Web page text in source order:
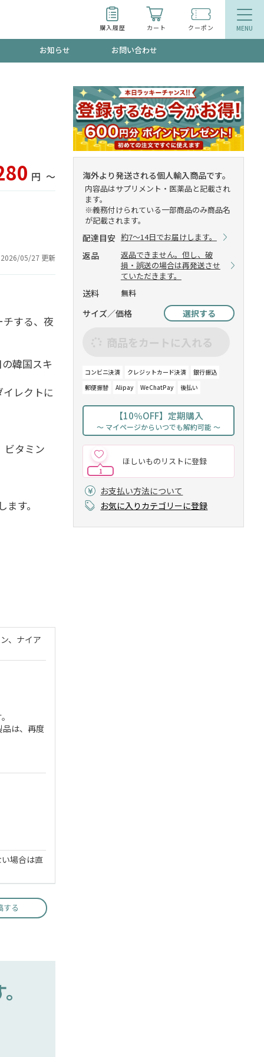
購入履歴 カート クーポン
食品
得なクーポン"3種類"出現中！今月のスト
！今すぐ使えるクーポンプレゼント中！！
集！限定クーポンも不定期配信
お知らせ お問い合わせ
円 〜
2026/05/27 更新
する、夜
韓国スキ
レクトに
ビタミン
す。
海外より発送される個人輸入商品です。
内容品はサプリメント・医薬品と記載され
ます。
※義務付けられている一部商品のみ商品名
が記載されます。
配達目安 約7～14日でお届けします。
返品
返品できません。但し、破
損・誤送の場合は再発送させ
ていただきます。
送料 無料
サイズ／価格 選択する
商品をカートに入れる
コンビニ決済 クレジットカード決済
銀行振込
郵便振替
Alipay WeChatPay 後払い
【10％OFF】定期購入
～ マイページからいつでも解約可能 ～
ほしいものリストに登録
1
お支払い方法について
お気に入りカテゴリーに登録
、ナイア
は、再度
場合は直
する